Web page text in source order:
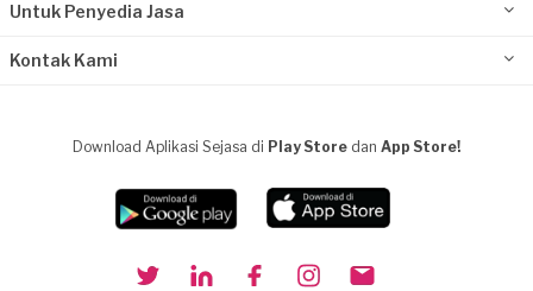
Untuk Penyedia Jasa
Kontak Kami
Download Aplikasi Sejasa di Play Store dan App Store!